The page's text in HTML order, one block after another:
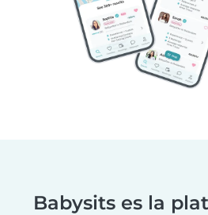
Babysits es la